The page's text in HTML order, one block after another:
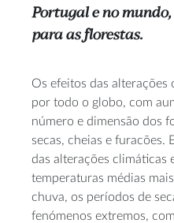
Portugal e no
para as florestas.
Os efeitos das alterações
por todo o globo, com
número e dimensão dos
secas, cheias e furacões.
das alterações climáticas
temperaturas médias
chuva, os períodos de
fenómenos extremos,